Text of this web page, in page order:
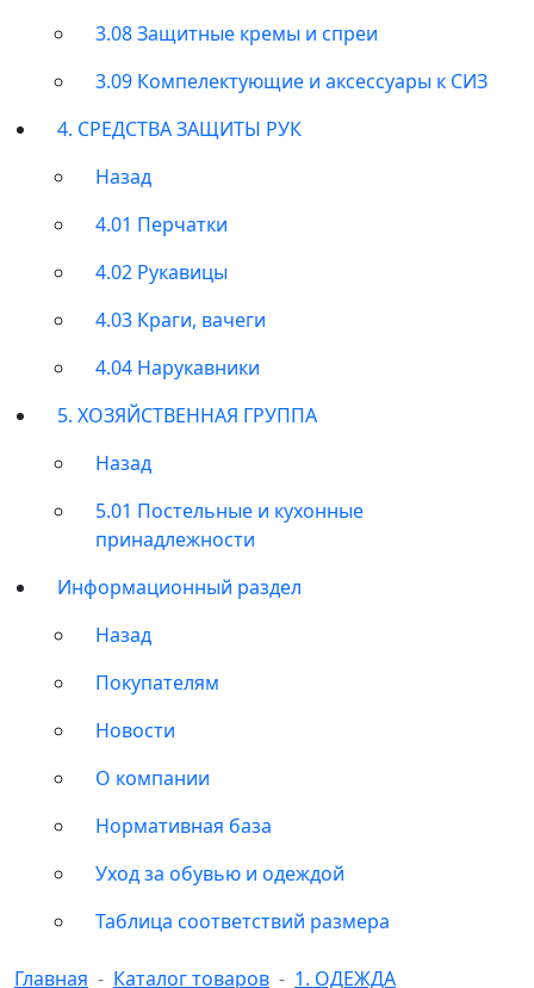
3.08 Защитные кремы и спреи
3.09 Компелектующие и аксессуары к СИЗ
4. СРЕДСТВА ЗАЩИТЫ РУК
Назад
4.01 Перчатки
4.02 Рукавицы
4.03 Краги, вачеги
4.04 Нарукавники
5. ХОЗЯЙСТВЕННАЯ ГРУППА
Назад
5.01 Постельные и кухонные
принадлежности
Информационный раздел
Назад
Покупателям
Новости
О компании
Нормативная база
Уход за обувью и одеждой
Таблица соответствий размера
Главная Каталог товаров 1. ОДЕЖДА